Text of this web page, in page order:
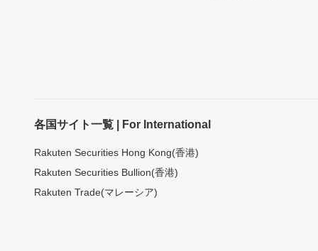
各国サイト一覧 | For International
Rakuten Securities Hong Kong(香港)
Rakuten Securities Bullion(香港)
Rakuten Trade(マレーシア)